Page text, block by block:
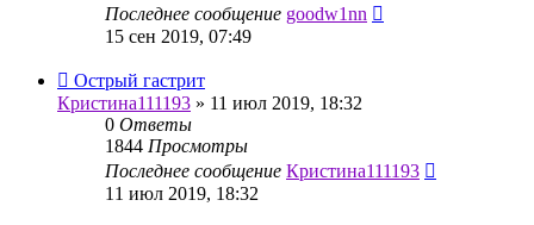
Последнее сообщение goodw1nn
15 сен 2019, 07:49
Острый гастрит
Кристина111193 » 11 июл 2019, 18:32
0 Ответы
1844 Просмотры
Последнее сообщение Кристина111193
11 июл 2019, 18:32